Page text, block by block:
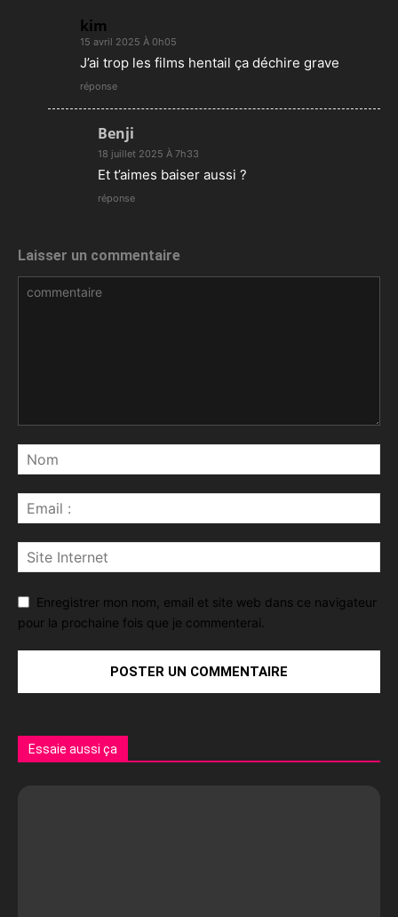
kim
15 avril 2025 À 0h05
J’ai trop les films hentail ça déchire grave
réponse
Benji
18 juillet 2025 À 7h33
Et t’aimes baiser aussi ?
réponse
Laisser un commentaire
Enregistrer mon nom, email et site web dans ce navigateur
pour la prochaine fois que je commenterai.
Essaie aussi ça